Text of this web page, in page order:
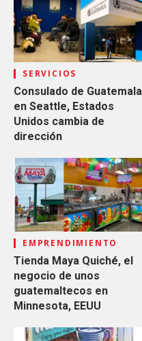
SERVICIOS
Consulado de Guatemala
en Seattle, Estados
Unidos cambia de
dirección
EMPRENDIMIENTO
Tienda Maya Quiché, el
negocio de unos
guatemaltecos en
Minnesota, EEUU